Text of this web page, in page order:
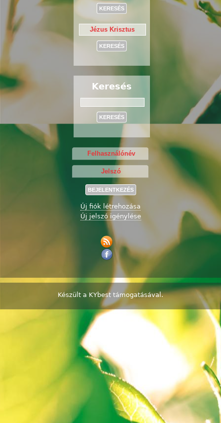
Keresés
Új fiók létrehozása
Új jelszó igénylése
Készült a KYbest támogatásával.